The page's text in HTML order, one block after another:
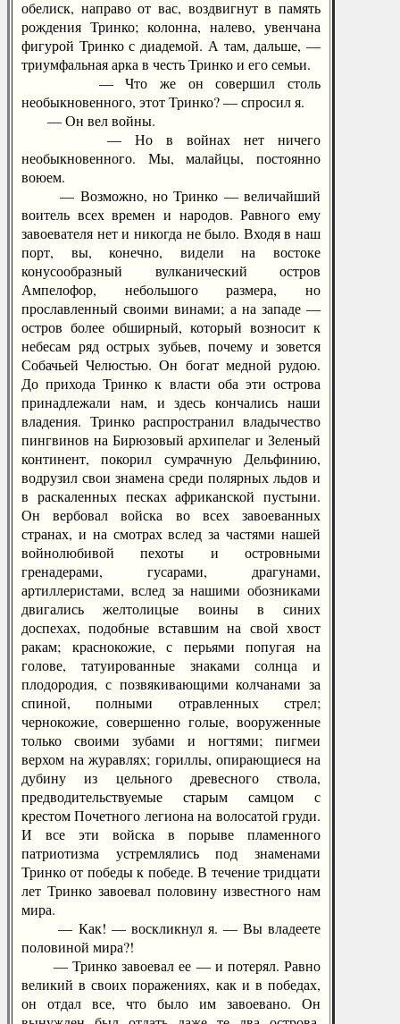
обелиск, направо от вас, воздвигнут в память
рождения Тринко; колонна, налево, увенчана
фигурой Тринко с диадемой. А там, дальше, —
триумфальная арка в честь Тринко и его семьи.
— Что же он совершил столь
необыкновенного, этот Тринко? — спросил я.
— Он вел войны.
— Но в войнах нет ничего
необыкновенного. Мы, малайцы, постоянно
воюем.
— Возможно, но Тринко — величайший
воитель всех времен и народов. Равного ему
завоевателя нет и никогда не было. Входя в наш
порт, вы, конечно, видели на востоке
конусообразный вулканический остров
Ампелофор, небольшого размера, но
прославленный своими винами; а на западе —
остров более обширный, который возносит к
небесам ряд острых зубьев, почему и зовется
Собачьей Челюстью. Он богат медной рудою.
До прихода Тринко к власти оба эти острова
принадлежали нам, и здесь кончались наши
владения. Тринко распространил владычество
пингвинов на Бирюзовый архипелаг и Зеленый
континент, покорил сумрачную Дельфинию,
водрузил свои знамена среди полярных льдов и
в раскаленных песках африканской пустыни.
Он вербовал войска во всех завоеванных
странах, и на смотрах вслед за частями нашей
войнолюбивой пехоты и островными
гренадерами, гусарами, драгунами,
артиллеристами, вслед за нашими обозниками
двигались желтолицые воины в синих
доспехах, подобные вставшим на свой хвост
ракам; краснокожие, с перьями попугая на
голове, татуированные знаками солнца и
плодородия, с позвякивающими колчанами за
спиной, полными отравленных стрел;
чернокожие, совершенно голые, вооруженные
только своими зубами и ногтями; пигмеи
верхом на журавлях; гориллы, опирающиеся на
дубину из цельного древесного ствола,
предводительствуемые старым самцом с
крестом Почетного легиона на волосатой груди.
И все эти войска в порыве пламенного
патриотизма устремлялись под знаменами
Тринко от победы к победе. В течение тридцати
лет Тринко завоевал половину известного нам
мира.
— Как! — воскликнул я. — Вы владеете
половиной мира?!
— Тринко завоевал ее — и потерял. Равно
великий в своих поражениях, как и в победах,
он отдал все, что было им завоевано. Он